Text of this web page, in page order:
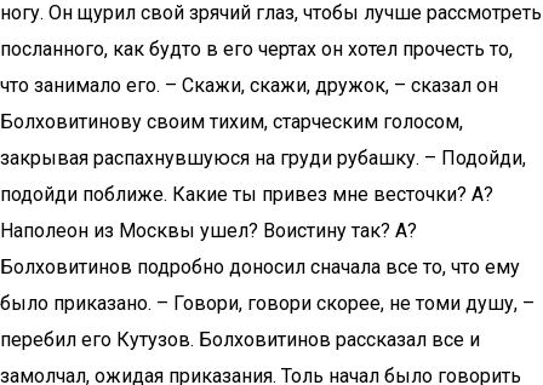
ногу. Он щурил свой зрячий глаз, чтобы лучше рассмотреть
посланного, как будто в его чертах он хотел прочесть то,
что занимало его. – Скажи, скажи, дружок, – сказал он
Болховитинову своим тихим, старческим голосом,
закрывая распахнувшуюся на груди рубашку. – Подойди,
подойди поближе. Какие ты привез мне весточки? А?
Наполеон из Москвы ушел? Воистину так? А?
Болховитинов подробно доносил сначала все то, что ему
было приказано. – Говори, говори скорее, не томи душу, –
перебил его Кутузов. Болховитинов рассказал все и
замолчал, ожидая приказания. Толь начал было говорить